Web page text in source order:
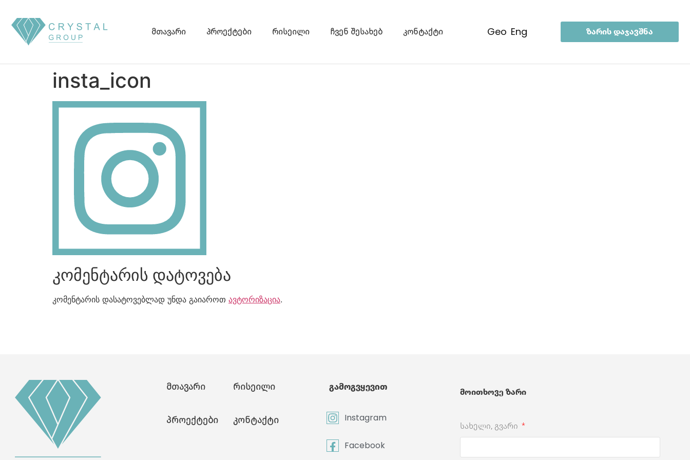
მთავარი პროექტები რისეილი ჩვენ შესახებ კონტაქტი geo eng ზარის დაჯავშნა
insta_icon
კომენტარის დატოვება
კომენტარის დასატოვებლად უნდა გაიაროთ ავტორიზაცია.
მთავარი
პროექტები
რისეილი
კონტაქტი
გამოგვყევით
Instagram
Facebook
მოითხოვე ზარი
სახელი, გვარი